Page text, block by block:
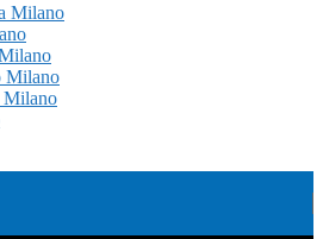
Milano
Milano
Milano